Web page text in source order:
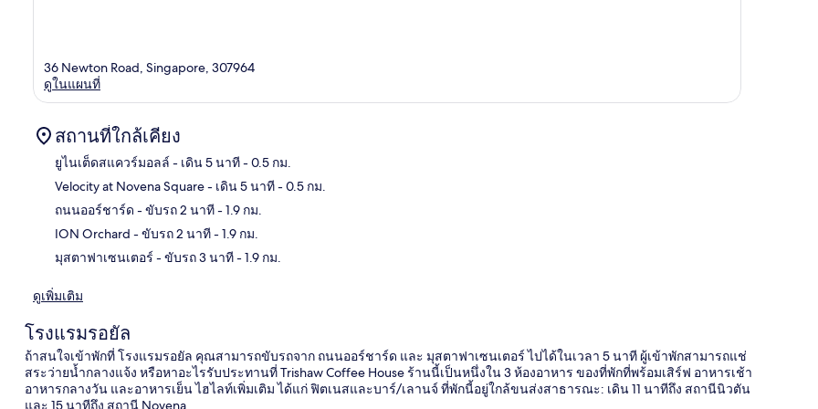
36 Newton Road, Singapore, 307964
ดูในแผนที่
สถานที่ใกล้เคียง
ยูไนเต็ดสแควร์มอลล์ - เดิน 5 นาที- 0.5 กม.
Velocity at Novena Square- เดิน 5 นาที- 0.5 กม.
ถนนออร์ชาร์ด - ขับรถ 2 นาที- 1.9 กม.
ION Orchard - ขับรถ 2 นาที- 1.9 กม.
มุสตาฟาเซนเตอร์ - ขับรถ 3 นาที- 1.9 กม.
ดูเพิ่มเติม
โรงแรมรอยัล
ถ้าสนใจเข้าพักที่ โรงแรมรอยัล คุณสามารถขับรถจาก ถนนออร์ชาร์ด และ มุสตาฟาเซนเตอร์ ไปได้ในเวลา 5 นาที ผู้เข้าพักสามารถแช่
สระว่ายน้ำกลางแจ้ง หรือหาอะไรรับประทานที่ Trishaw Coffee House ร้านนี้เป็นหนึ่งใน 3 ห้องอาหาร ของที่พักที่พร้อมเสิร์ฟ อาหารเช้า
อาหารกลางวัน และอาหารเย็น ไฮไลท์เพิ่มเติม ได้แก่ ฟิตเนสและบาร์/เลานจ์ ที่พักนี้อยู่ใกล้ขนส่งสาธารณะ: เดิน 11 นาทีถึง สถานีนิวตัน
และ 15 นาทีถึง สถานี Novena